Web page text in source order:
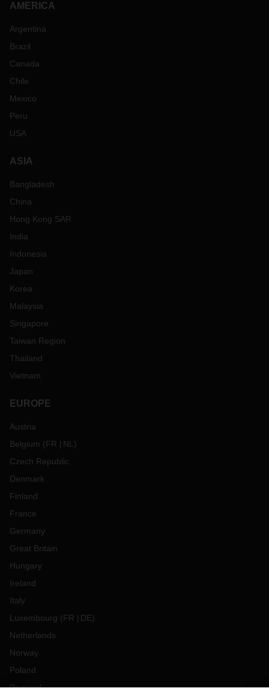
AMERICA
Argentina
Brazil
Canada
Chile
Mexico
Peru
USA
ASIA
Bangladesh
China
Hong Kong SAR
India
Indonesia
Japan
Korea
Malaysia
Singapore
Taiwan Region
Thailand
Vietnam
EUROPE
Austria
Belgium (FR NL )
Czech Republic
Denmark
Finland
France
Germany
Great Britain
Hungary
Ireland
Italy
Luxembourg (FR DE)
Netherlands
Norway
Poland
Portugal